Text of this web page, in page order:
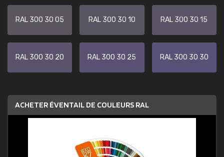
RAL 300 30 05 RAL 300 30 10 RAL 300 30 15
RAL 300 30 20 RAL 300 30 25 RAL 300 30 30
ACHETER ÉVENTAIL DE COULEURS RAL